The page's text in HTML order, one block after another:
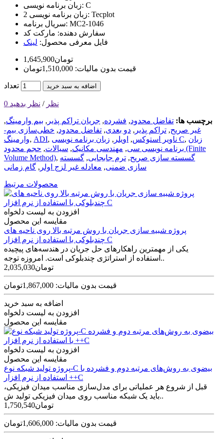
زبان برنامه نویسی: C
زبان برنامه نویسی 2: Tecplot
سریال برنامه: MC2-1046
سفارش دهنده: مارکت کد
فایل معرفی محصول: لینک
1,645,900تومان
قیمت بدون مالیات: 1,510,000تومان
تعداد اضافه به سبد خرید
0 نظر / نظر بدهید
برچسب ها: تفاضل محدود, فشرده, جریان تراکم پذیر , بیم وارمینگ,
غیر صریح, تراکم پذیر , دو بعدی, تفاضل محدود, خطی‌سازی بیم-
وارمینگ, ADI, ناویر استوکس, اویلر , زبان برنامه نویسی C, زبان
برنامه نویسی سی, مهندسی مکانیک, سیالات, حجم محدود (Finite
Volume Method), گسسته سازی صریح, ترم جابجایی, گسسته
سازی ضمنی, معادله غیر لزج اولر , گام زمانی
محصولات مرتبط
افزودن به لیست دلخواه
مقایسه این محصول
پروژه شبیه‌ سازی جریان با روش مرتبه بالا روی ناحیه‌ های
چندبلوکی با استفاده از نرم افزار C
یکی از مهمترین راهکارهای حل جریان در هندسه‌‌های پیچیده
استفاده از استراتژی چندبلوکی است. امروزه توجه..
2,035,030تومان
قیمت بدون مالیات: 1,867,000تومان
اضافه به سبد خرید
افزودن به لیست دلخواه
مقایسه این محصول
افزودن به لیست دلخواه
مقایسه این محصول
پروژه تولید شبکه نوع-C بیضوی به روش‌های مرتبه دوم و فشرده با
استفاده از نرم افزار ++C
قبل از شروع هر عملیاتی برای مدل‌سازی مناسب میدان فیزیکی،
باید یک شبکه مناسب روی میدان فیزیکی تولید ش..
1,750,540تومان
قیمت بدون مالیات: 1,606,000تومان